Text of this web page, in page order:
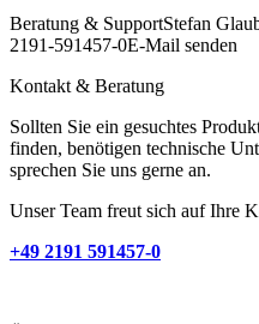
Beratung & SupportStefan
2191-591457-0E-Mail senden
Kontakt & Beratung
Sollten Sie ein gesuchtes
finden, benötigen technische
sprechen Sie uns gerne an.
Unser Team freut sich auf Ihre
+49 2191 591457-0